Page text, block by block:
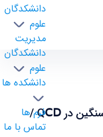
دانشکدگان
علوم
مدیریت
دانشکدگان
علوم
دانشکده ها
فرم ها
تماس با ما
ﺳﻨﮕﯿﻦ ﺩﺭ
QⅭⅮ / مرضیه شکاری طوسی - science-
ﻭﯾﮋﮔﯽ ﻫﺎﯼ ﺑﺎﺭﯾﻮﻥ ﻫﺎﯼ ﺑﺎ ﺩﻭ ﮐﻮﺍﺭﮎ ﺳﻨﮕﯿﻦ ﺩﺭ QⅭⅮ /